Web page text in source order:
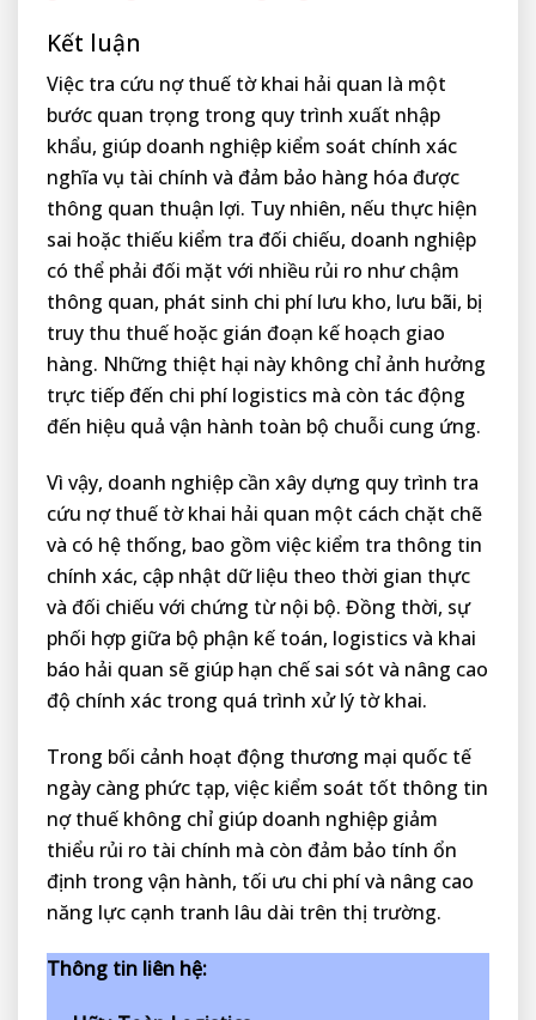
Kết luận
Việc tra cứu nợ thuế tờ khai hải quan là một
bước quan trọng trong quy trình xuất nhập
khẩu, giúp doanh nghiệp kiểm soát chính xác
nghĩa vụ tài chính và đảm bảo hàng hóa được
thông quan thuận lợi. Tuy nhiên, nếu thực hiện
sai hoặc thiếu kiểm tra đối chiếu, doanh nghiệp
có thể phải đối mặt với nhiều rủi ro như chậm
thông quan, phát sinh chi phí lưu kho, lưu bãi, bị
truy thu thuế hoặc gián đoạn kế hoạch giao
hàng. Những thiệt hại này không chỉ ảnh hưởng
trực tiếp đến chi phí logistics mà còn tác động
đến hiệu quả vận hành toàn bộ chuỗi cung ứng.
Vì vậy, doanh nghiệp cần xây dựng quy trình tra
cứu nợ thuế tờ khai hải quan một cách chặt chẽ
và có hệ thống, bao gồm việc kiểm tra thông tin
chính xác, cập nhật dữ liệu theo thời gian thực
và đối chiếu với chứng từ nội bộ. Đồng thời, sự
phối hợp giữa bộ phận kế toán, logistics và khai
báo hải quan sẽ giúp hạn chế sai sót và nâng cao
độ chính xác trong quá trình xử lý tờ khai.
Trong bối cảnh hoạt động thương mại quốc tế
ngày càng phức tạp, việc kiểm soát tốt thông tin
nợ thuế không chỉ giúp doanh nghiệp giảm
thiểu rủi ro tài chính mà còn đảm bảo tính ổn
định trong vận hành, tối ưu chi phí và nâng cao
năng lực cạnh tranh lâu dài trên thị trường.
Thông tin liên hệ: